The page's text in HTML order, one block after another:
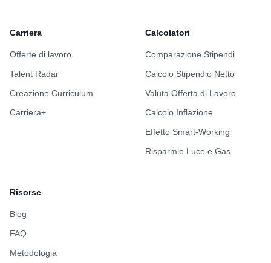
Carriera
Offerte di lavoro
Talent Radar
Creazione Curriculum
Carriera+
Calcolatori
Comparazione Stipendi
Calcolo Stipendio Netto
Valuta Offerta di Lavoro
Calcolo Inflazione
Effetto Smart-Working
Risparmio Luce e Gas
Risorse
Blog
FAQ
Metodologia